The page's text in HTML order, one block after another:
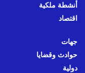
أنشطة ملكية
اقتصاد
جهات
حوادث وقضايا
دولية